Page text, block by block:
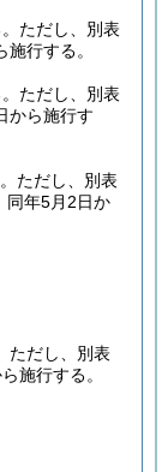
ただし、別表
行する。
ただし、別表
から施行す
ただし、別表
同年5月2日か
ただし、別表
施行する。